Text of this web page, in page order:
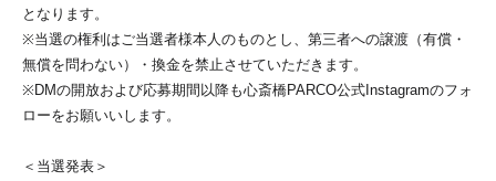
となります。
※当選の権利はご当選者様本人のものとし、第三者への譲渡（有償・
無償を問わない）・換金を禁止させていただきます。
※DMの開放および応募期間以降も心斎橋PARCO公式Instagramのフォ
ローをお願いいします。
＜当選発表＞